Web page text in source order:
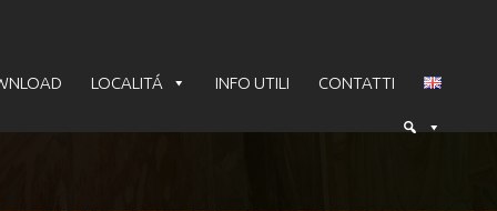
LOCALITÁ INFO UTILI CONTATTI